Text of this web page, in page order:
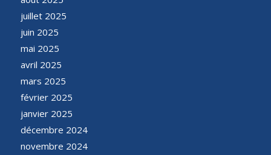
juillet 2025
juin 2025
mai 2025
avril 2025
mars 2025
février 2025
janvier 2025
décembre 2024
novembre 2024